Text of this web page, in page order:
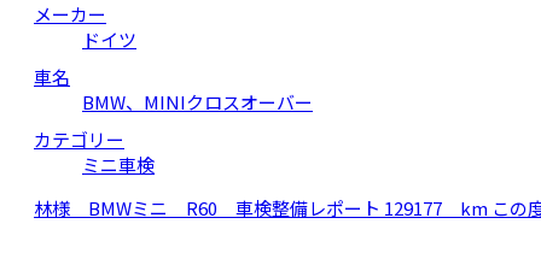
メーカー
ドイツ
車名
BMW、MINIクロスオーバー
カテゴリー
ミニ車検
林様 BMWミニ R60 車検整備レポート 129177 km この度